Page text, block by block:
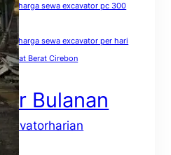
harga sewa excavator pc 300
harga sewa excavator per hari
Alat Berat Cirebon
Bulanan